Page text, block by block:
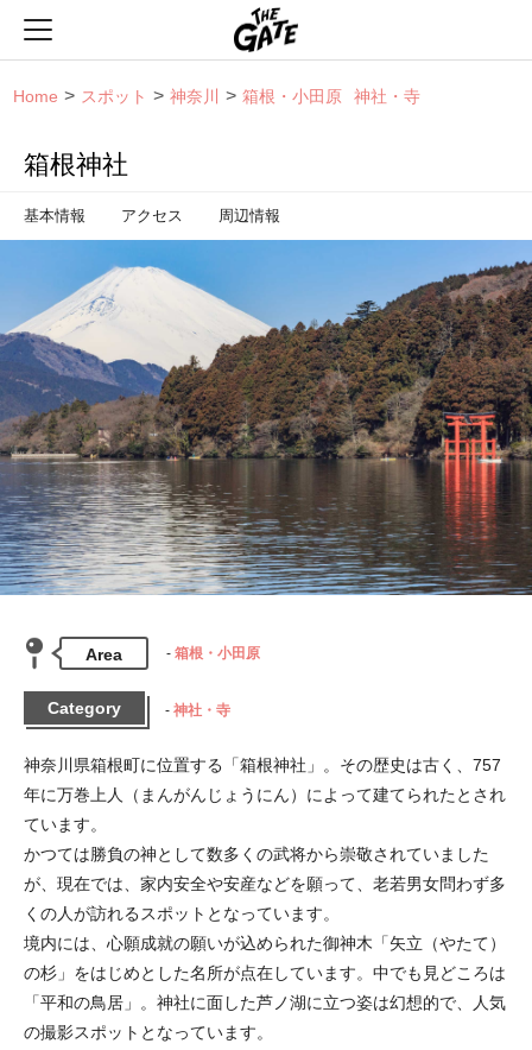
Home スポット 神奈川 箱根・小田原 神社・寺
箱根神社
基本情報 アクセス 周辺情報
Area 箱根・小田原
Category 神社・寺
神奈川県箱根町に位置する「箱根神社」。その歴史は古く、757
年に万巻上人（まんがんじょうにん）によって建てられたとされ
ています。
かつては勝負の神として数多くの武将から崇敬されていました
が、現在では、家内安全や安産などを願って、老若男女問わず多
くの人が訪れるスポットとなっています。
境内には、心願成就の願いが込められた御神木「矢立（やたて）
の杉」をはじめとした名所が点在しています。中でも見どころは
「平和の鳥居」。神社に面した芦ノ湖に立つ姿は幻想的で、人気
の撮影スポットとなっています。